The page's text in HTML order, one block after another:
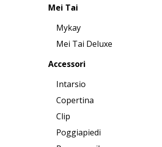
Mei Tai
Mykay
Mei Tai Deluxe
Accessori
Intarsio
Copertina
Clip
Poggiapiedi